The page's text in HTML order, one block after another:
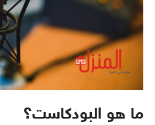
ما هو البودكاست؟